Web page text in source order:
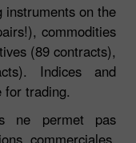
instruments on the
commodities
(89 contracts),
Indices and
for trading.
ne permet pas
commerciales,